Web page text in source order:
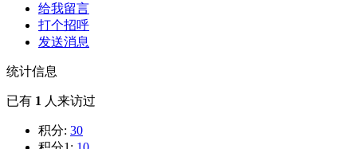
给我留言
打个招呼
发送消息
统计信息
已有 1 人来访过
积分: 30